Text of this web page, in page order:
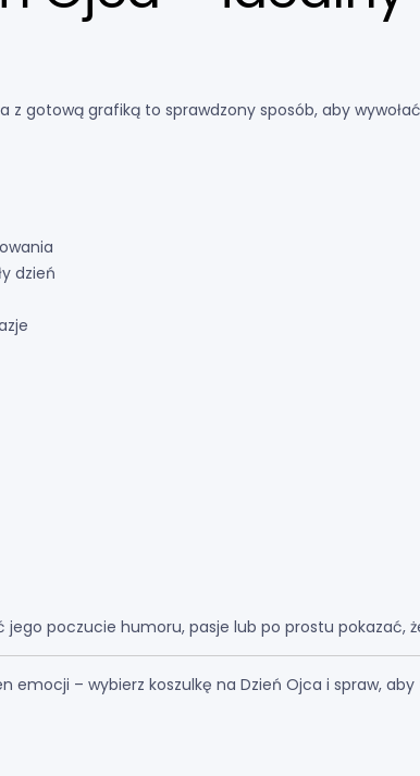
z gotową grafiką to sprawdzony sposób, aby
dzień
poczucie humoru, pasje lub po prostu pokazać,
emocji – wybierz koszulkę na Dzień Ojca i spraw,